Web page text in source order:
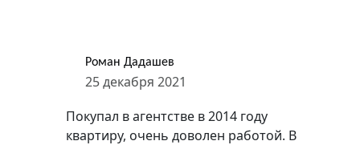
Роман Дадашев
25 декабря 2021
Покупал в агентстве в 2014 году
квартиру, очень доволен работой. В